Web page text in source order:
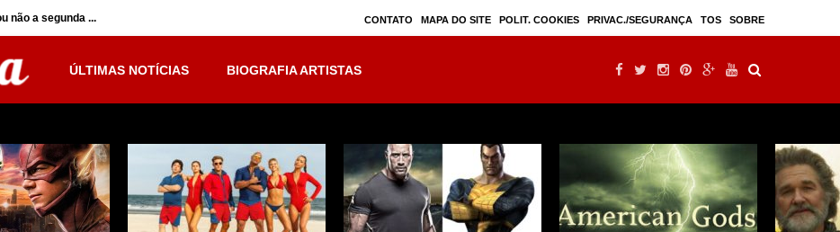
não a segunda ... Inumanos – série seguirá separada, mas no ... Mulan – filme live-action seguindo sucesso d ...
CONTATO MAPA DO SITE POLIT. COOKIES PRIVAC./SEGURANÇA TOS SOBRE
ÚLTIMAS NOTÍCIAS BIOGRAFIA ARTISTAS